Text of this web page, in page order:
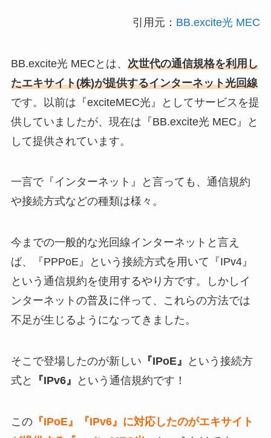
引用元： BB.excite光 MEC
BB.excite光 MECとは、 次世代の通信規格を利用し
たエキサイト(株)が提供するインターネット光回線
です。以前は『exciteMEC光』としてサービスを提
供していましたが、現在は『BB.excite光 MEC』と
して提供されています。
一言で『インターネット』と言っても、通信規約
や接続方式などの種類は様々。
今までの一般的な光回線インターネットと言え
ば、『PPPoE』という接続方式を用いて『IPv4』
という通信規約を使用するやり方です。しかしイ
ンターネットの普及に伴って、これらの方法では
不足が生じるようになってきました。
そこで登場したのが新しい 『IPoE』
という接続方
式と
『IPv6』 という通信規約です！
この『IPoE』『IPv6』に対応したのがエキサイト